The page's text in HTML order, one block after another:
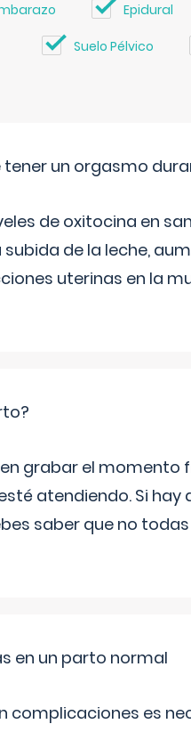
Epidural
Suelo Pélvico
tener un orgasmo
de oxitocina en
de la leche,
uterinas en la
grabar el momento
atendiendo. Si
saber que no
en un parto normal
complicaciones es